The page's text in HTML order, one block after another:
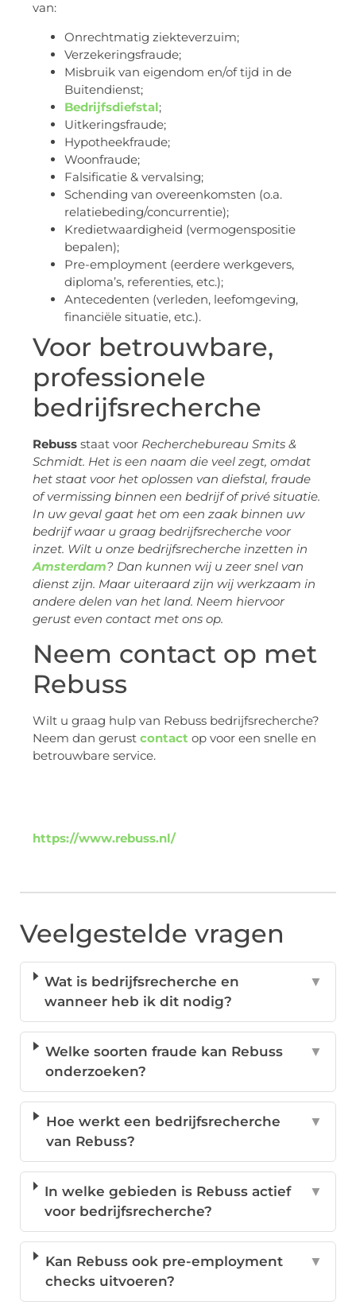
van:
Onrechtmatig ziekteverzuim;
Verzekeringsfraude;
Misbruik van eigendom en/of tijd in de
Buitendienst;
Bedrijfsdiefstal;
Uitkeringsfraude;
Hypotheekfraude;
Woonfraude;
Falsificatie & vervalsing;
Schending van overeenkomsten (o.a.
relatiebeding/concurrentie);
Kredietwaardigheid (vermogenspositie
bepalen);
Pre-employment (eerdere werkgevers,
diploma’s, referenties, etc.);
Antecedenten (verleden, leefomgeving,
financiële situatie, etc.).
Voor betrouwbare,
professionele
bedrijfsrecherche
Rebuss staat voor Recherchebureau Smits &
Schmidt. Het is een naam die veel zegt, omdat
het staat voor het oplossen van diefstal, fraude
of vermissing binnen een bedrijf of privé situatie.
In uw geval gaat het om een zaak binnen uw
bedrijf waar u graag bedrijfsrecherche voor
inzet. Wilt u onze bedrijfsrecherche inzetten in
Amsterdam? Dan kunnen wij u zeer snel van
dienst zijn. Maar uiteraard zijn wij werkzaam in
andere delen van het land. Neem hiervoor
gerust even contact met ons op.
Neem contact op met
Rebuss
Wilt u graag hulp van Rebuss bedrijfsrecherche?
Neem dan gerust contact op voor een snelle en
betrouwbare service.
https://www.rebuss.nl/
Veelgestelde vragen
Wat is bedrijfsrecherche en
wanneer heb ik dit nodig?
▼
Welke soorten fraude kan Rebuss
onderzoeken?
▼
Hoe werkt een bedrijfsrecherche
van Rebuss?
▼
In welke gebieden is Rebuss actief
voor bedrijfsrecherche?
▼
Kan Rebuss ook pre-employment
checks uitvoeren?
▼